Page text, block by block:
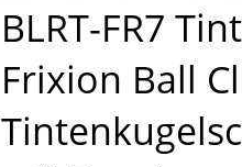
BLRT-FR7
Frixion Ball